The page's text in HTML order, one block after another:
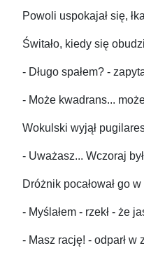
Powoli uspokajał się,
Świtało, kiedy się
- Długo spałem? -
- Może kwadrans...
Wokulski wyjął
- Uważasz... Wczoraj
Dróżnik pocałował go
- Myślałem - rzekł - że
- Masz rację! - odparł w